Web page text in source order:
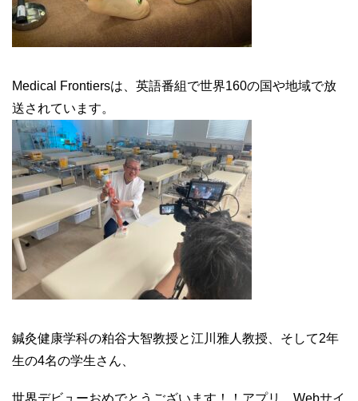
Medical Frontiersは、英語番組で世界160の国や地域で放
送されています。
鍼灸健康学科の粕谷大智教授と江川雅人教授、そして2年
生の4名の学生さん、